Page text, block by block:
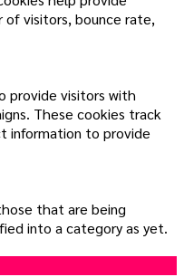
of visitors, bounce rate,
provide visitors with
These cookies track
information to provide
that are being
into a category as yet.